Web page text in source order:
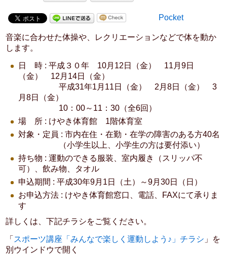
Pocket
音楽に合わせた体操や、レクリエーションなどで体を動か
します。
日 時 : 平成３０年 10月12日（金） 11月9日
（金） 12月14日（金）
平成31年1月11日（金） 2月8日（金） 3
月8日（金）
10：00～11：30（全6回）
場 所 : けやき体育館 1階体育室
対象・定員 : 市内在住・在勤・在学の障害のある方40名
（小学生以上、小学生の方は要付添い）
持ち物 : 運動のできる服装、室内履き（スリッパ不
可）、飲み物、タオル
申込期間 : 平成30年9月1日（土）～9月30日（日）
お申込方法 : けやき体育館窓口、電話、FAXにて承りま
す
詳しくは、下記チラシをご覧ください。
「 スポーツ講座「みんなで楽しく運動しよう♪」チラシ 」を
別ウインドウで開く